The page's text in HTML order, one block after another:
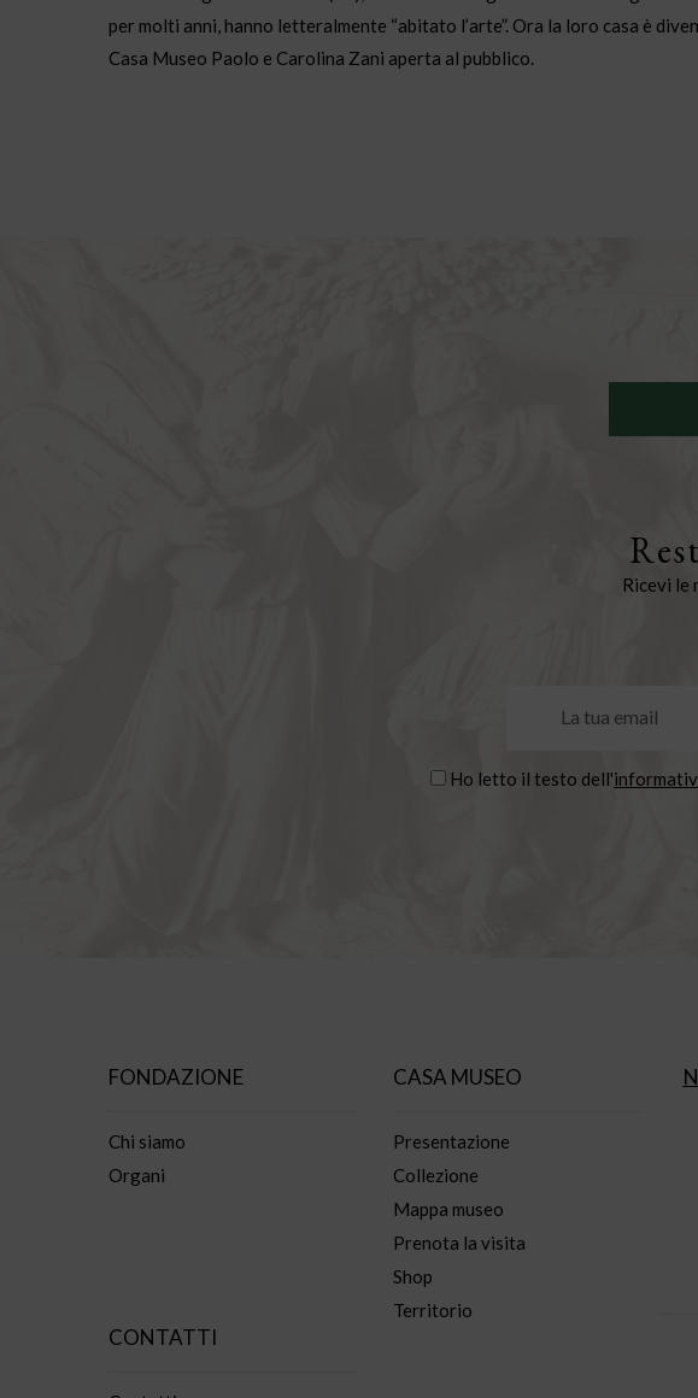
per molti anni, hanno letteralmente “abitato l’arte”. Ora la loro casa è
Casa Museo Paolo e Carolina Zani aperta al pubblico.
Ricevi le
Ho letto il testo dell'
FONDAZIONE
Chi siamo
Organi
CASA MUSEO
Presentazione
Collezione
Mappa museo
Prenota la visita
Shop
Territorio
CONTATTI